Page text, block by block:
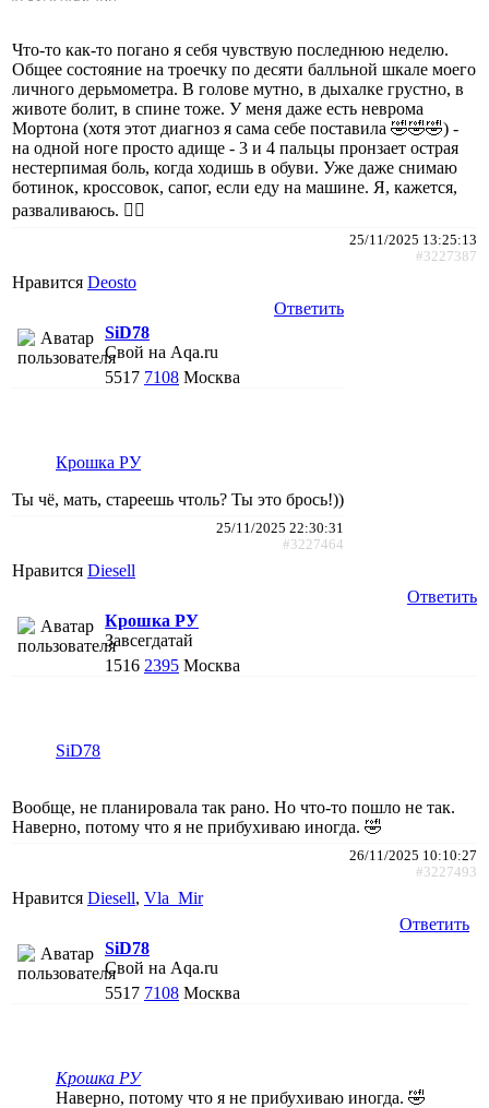
Что-то как-то погано я себя чувствую последнюю неделю.
Общее состояние на троечку по десяти балльной шкале моего
личного дерьмометра. В голове мутно, в дыхалке грустно, в
животе болит, в спине тоже. У меня даже есть неврома
Мортона (хотя этот диагноз я сама себе поставила 🤣🤣🤣) -
на одной ноге просто адище - 3 и 4 пальцы пронзает острая
нестерпимая боль, когда ходишь в обуви. Уже даже снимаю
ботинок, кроссовок, сапог, если еду на машине. Я, кажется,
разваливаюсь. 🤦‍♀️
25/11/2025 13:25:13
#3227387
Нравится Deosto
Ответить
SiD78
Свой на Aqa.ru
5517 7108 Москва
Крошка РУ
Ты чё, мать, стареешь чтоль? Ты это брось!))
25/11/2025 22:30:31
#3227464
Нравится Diesell
Ответить
Крошка РУ
Завсегдатай
1516 2395 Москва
SiD78
Вообще, не планировала так рано. Но что-то пошло не так.
Наверно, потому что я не прибухиваю иногда. 🤣
26/11/2025 10:10:27
#3227493
Нравится Diesell, Vla_Mir
Ответить
SiD78
Свой на Aqa.ru
5517 7108 Москва
Крошка РУ
Наверно, потому что я не прибухиваю иногда. 🤣